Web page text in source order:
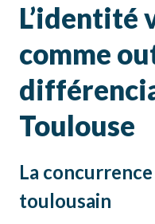
L’identité
comme
Toulouse
La
toulousain